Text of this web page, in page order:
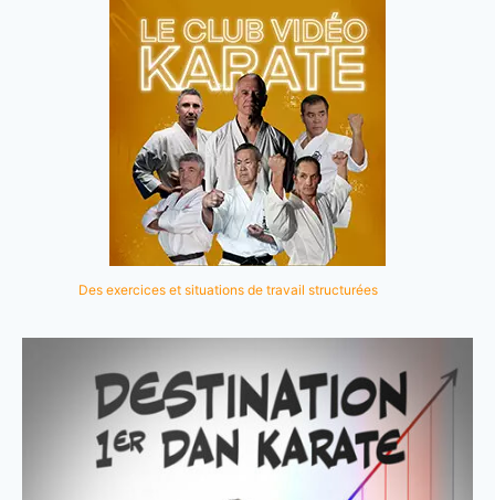
Des exercices et situations de travail structurées